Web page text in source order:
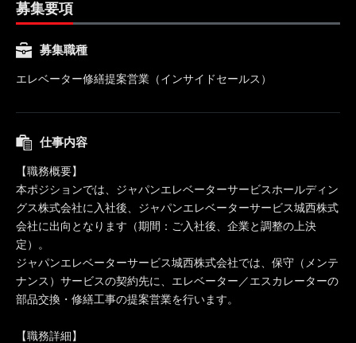
募集要項
募集職種
エレベーター修繕提案営業（インサイドセールス）
仕事内容
【職務概要】
本ポジションでは、ジャパンエレベーターサービスホールディン
グス株式会社に入社後、ジャパンエレベーターサービス城西株式
会社に出向となります（期間：ご入社後、企業と調整の上決
定）。
ジャパンエレベーターサービス城西株式会社では、保守（メンテ
ナンス）サービスの契約先に、エレベーター／エスカレーターの
部品交換・修繕工事の提案営業を行います。
【職務詳細】